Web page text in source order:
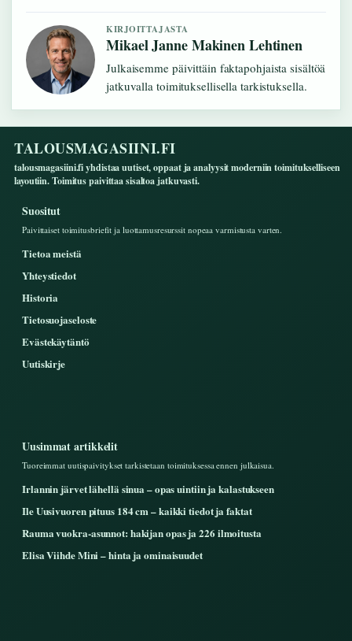
KIRJOITTAJASTA
Mikael Janne Makinen Lehtinen
Julkaisemme päivittäin faktapohjaista sisältöä
jatkuvalla toimituksellisella tarkistuksella.
TALOUSMAGASIINI.FI
talousmagasiini.fi yhdistaa uutiset, oppaat ja analyysit moderniin toimitukselliseen
layoutiin. Toimitus paivittaa sisaltoa jatkuvasti.
Suositut
Paivittaiset toimitusbriefit ja luottamusresurssit nopeaa varmistusta varten.
Tietoa meistä
Yhteystiedot
Historia
Tietosuojaseloste
Evästekäytäntö
Uutiskirje
Uusimmat artikkelit
Tuoreimmat uutispaivitykset tarkistetaan toimituksessa ennen julkaisua.
Irlannin järvet lähellä sinua – opas uintiin ja kalastukseen
Ile Uusivuoren pituus 184 cm – kaikki tiedot ja faktat
Rauma vuokra-asunnot: hakijan opas ja 226 ilmoitusta
Elisa Viihde Mini – hinta ja ominaisuudet